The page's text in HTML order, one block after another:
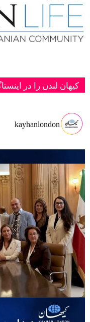
کیهان لندن را در
kayhanlondon